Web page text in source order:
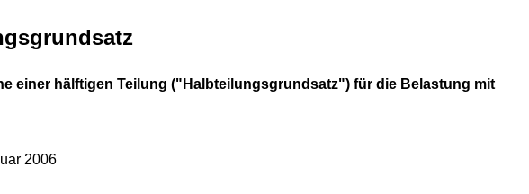
einer hälftigen Teilung ("Halbteilungsgrundsatz") für die Belastung mit
2006